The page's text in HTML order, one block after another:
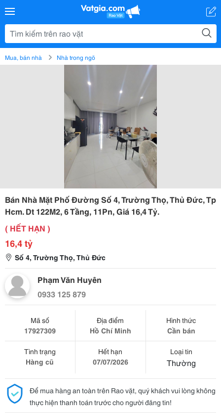
Mua, bán nhà Nhà trong ngõ
Bán Nhà Mặt Phố Đường Số 4, Trường Thọ, Thủ Đức, Tp
Hcm. Dt 122M2, 6 Tầng, 11Pn, Giá 16,4 Tỷ.
( HẾT HẠN )
16,4 tỷ
Số 4, Trường Thọ, Thủ Đức
Phạm Văn Huyên
0933 125 879
Mã số
17927309
Địa điểm
Hồ Chí Minh
Hình thức
Cần bán
Tình trạng
Hàng cũ
Hết hạn
07/07/2026
Loại tin
Thường
Để mua hàng an toàn trên Rao vặt, quý khách vui lòng không
thực hiện thanh toán trước cho người đăng tin!